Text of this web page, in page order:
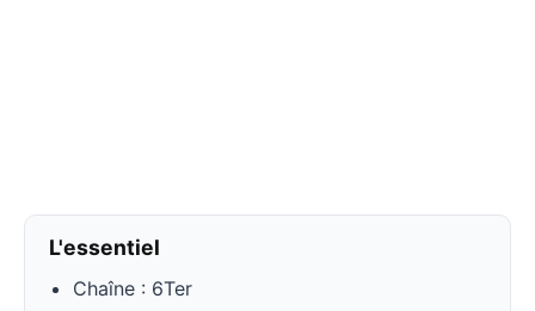
L'essentiel
Chaîne : 6Ter